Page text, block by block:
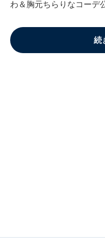
わ＆胸元ちらりなコーデ
続